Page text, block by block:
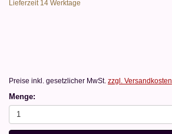
Lieferzeit 14 Werktage
Preise inkl. gesetzlicher MwSt. zzgl. Versandkosten
Menge:
1